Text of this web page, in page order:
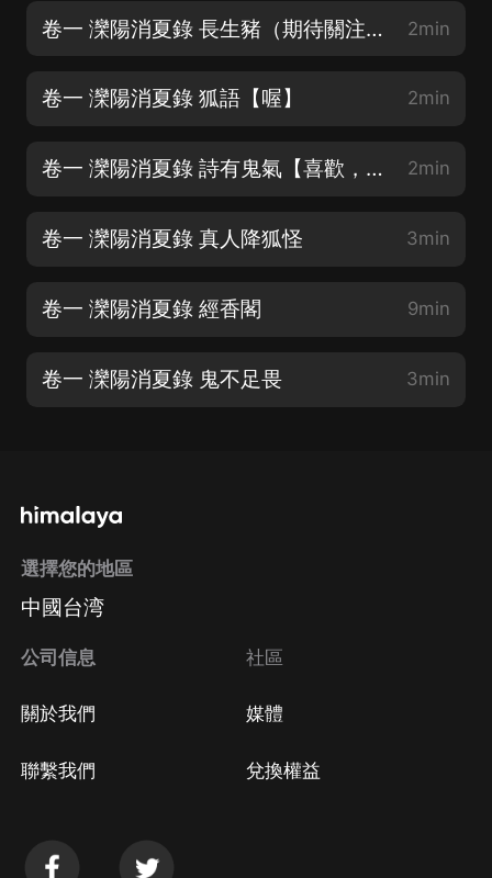
卷一 灤陽消夏錄 長生豬（期待關注、訂閱、評論） 2min
卷一 灤陽消夏錄 狐語【喔】 2min
卷一 灤陽消夏錄 詩有鬼氣【喜歡，請分享喔】 2min
卷一 灤陽消夏錄 真人降狐怪 3min
卷一 灤陽消夏錄 經香閣 9min
卷一 灤陽消夏錄 鬼不足畏 3min
選擇您的地區
中國台湾
公司信息
關於我們
聯繫我們
社區
媒體
兌換權益